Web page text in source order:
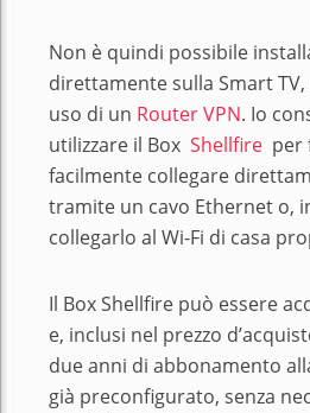
Non è quindi possibile
direttamente sulla Smart
uso di un Router VPN. Io
utilizzare il Box Shellfire per
facilmente collegare
tramite un cavo Ethernet o,
collegarlo al Wi-Fi di casa
Il Box Shellfire può essere
e, inclusi nel prezzo
due anni di abbonamento
già preconfigurato, senza